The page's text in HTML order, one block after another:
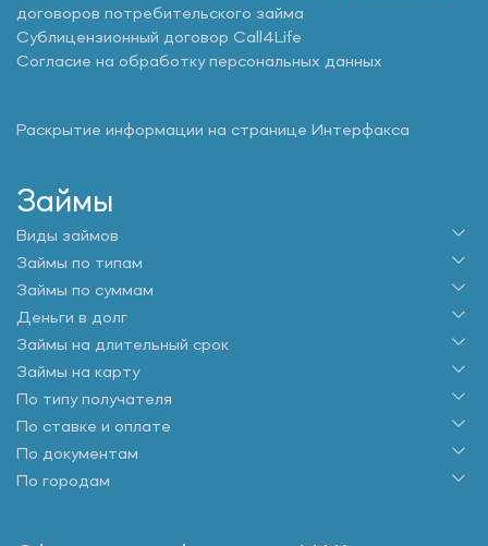
договоров потребительского займа
Сублицензионный договор Call4Life
Согласие на обработку персональных данных
Раскрытие информации на странице Интерфакса
Займы
Виды займов
Займы по типам
Займы по суммам
Деньги в долг
Займы на длительный срок
Займы на карту
По типу получателя
По ставке и оплате
По документам
По городам